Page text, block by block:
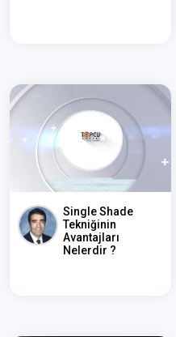
Single Shade
Tekniğinin
Avantajları
Nelerdir ?